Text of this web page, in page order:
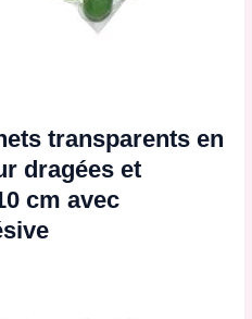
transparents en
dragées et
cm avec